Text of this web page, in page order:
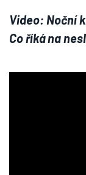
Video: Noční
Co říká na